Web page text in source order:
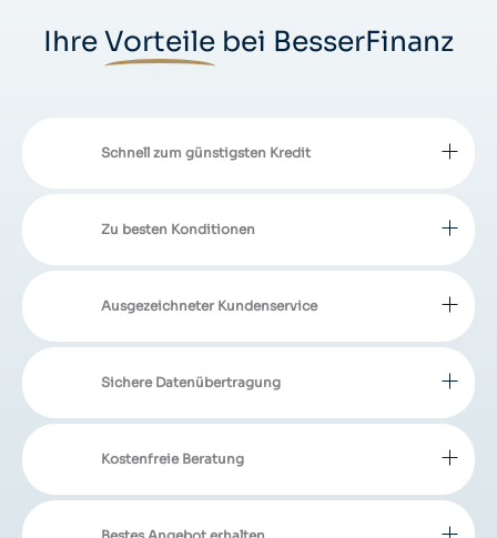
IhreVorteile bei BesserFinanz
Schnell zum günstigsten Kredit
Zu besten Konditionen
Ausgezeichneter Kundenservice
Sichere Datenübertragung
Kostenfreie Beratung